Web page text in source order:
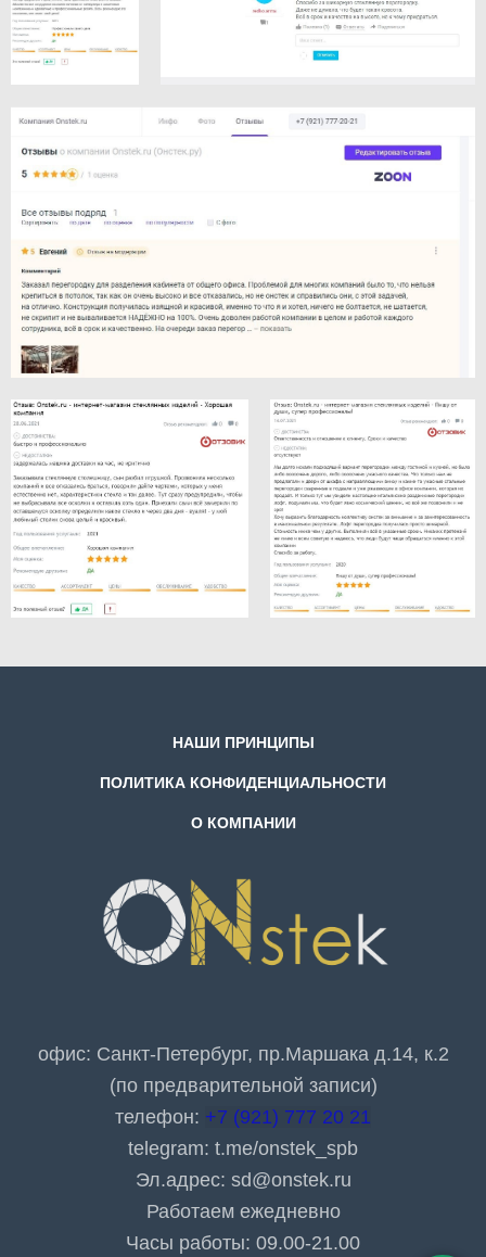
НАШИ ПРИНЦИПЫ
ПОЛИТИКА КОНФИДЕНЦИАЛЬНОСТИ
О КОМПАНИИ
офис: Санкт-Петербург, пр.Маршака д.14, к.2
(по предварительной записи)
телефон: +7 (921) 777 20 21
telegram: t.me/onstek_spb
Эл.адрес: sd@onstek.ru
Работаем ежедневно
Часы работы: 09.00-21.00